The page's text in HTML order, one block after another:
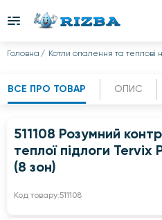
Головна Котли опалення та теплові
ВСЕ ПРО ТОВАР ОПИС
511108 Розумний
теплої підлоги Tervix
(8 зон)
Код товару:511108